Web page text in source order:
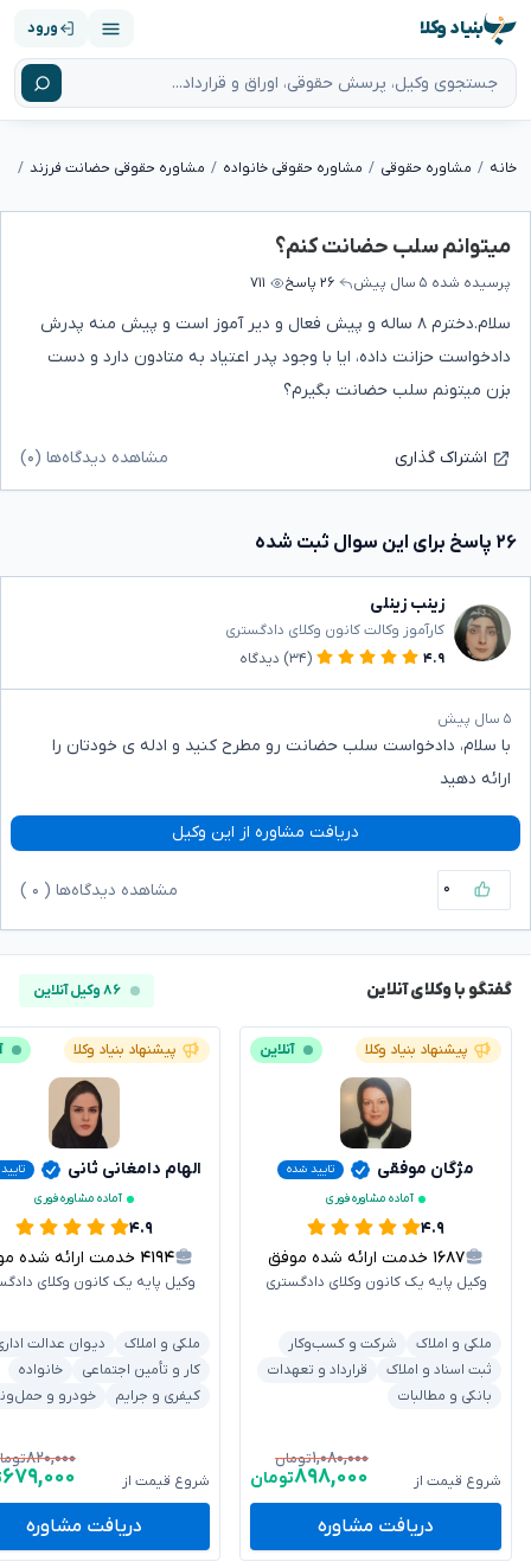
بنیاد وکلا ورود
خانه مشاوره حقوقی مشاوره حقوقی خانواده مشاوره حقوقی حضانت فرزند
میتوانم سلب حضانت کنم؟
پرسیده شده ۵ سال پیش ۲۶ پاسخ ۷۱۱
سلام.دخترم ۸ ساله و پیش فعال و دیر آموز است و پیش منه پدرش
دادخواست حزانت داده، ایا با وجود پدر اعتیاد به متادون دارد و دست
بزن میتونم سلب حضانت بگیرم؟
اشتراک گذاری مشاهده دیدگاه‌ها (۰)
۲۶ پاسخ برای این سوال ثبت شده
زینب زینلی
کارآموز وکالت کانون وکلای دادگستری
۴.۹
(۳۴) دیدگاه
۵ سال پیش
با سلام، دادخواست سلب حضانت رو مطرح کنید و ادله ی خودتان را
ارائه دهید
دریافت مشاوره از این وکیل
۰ مشاهده دیدگاه‌ها ( ۰
گفتگو با وکلای آنلاین ۸۶ وکیل آنلاین
پیشنهاد بنیاد وکلا آنلاین
مژگان موفقی
تایید شده
آماده مشاوره فوری
۴.۹
۱۶۸۷ خدمت ارائه شده موفق
وکیل پایه یک کانون وکلای دادگستری
ملکی و املاک
شرکت و کسب‌وکار
ثبت اسناد و املاک
قرارداد و تعهدات
بانکی و مطالبات
شروع قیمت از
۱,۰۸۰,۰۰۰تومان
۸۹۸,۰۰۰تومان
دریافت مشاوره
پیشنهاد بنیاد وکلا
الهام دامغانی ثانی
آماده مشاوره فوری
۴.۹
۴۱۹۴ خدمت ارائه شده موفق
وکیل پایه یک کانون وکلای
ملکی و املاک
دیوان عدالت
کار و تأمین اجتماعی
خانواده
کیفری و جرایم
خودرو و
شروع قیمت از
۸۲۰,۰۰۰
۶۷۹,۰۰۰
دریافت مشاوره